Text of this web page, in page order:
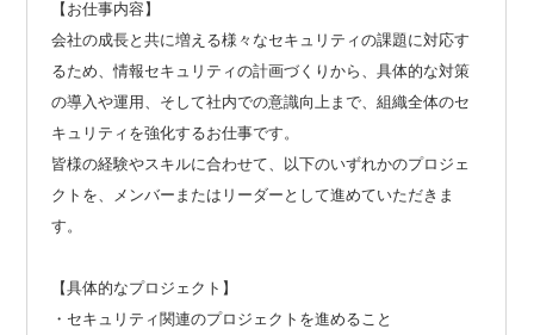
【お仕事内容】
会社の成長と共に増える様々なセキュリティの課題に対応す
るため、情報セキュリティの計画づくりから、具体的な対策
の導入や運用、そして社内での意識向上まで、組織全体のセ
キュリティを強化するお仕事です。
皆様の経験やスキルに合わせて、以下のいずれかのプロジェ
クトを、メンバーまたはリーダーとして進めていただきま
す。
【具体的なプロジェクト】
・セキュリティ関連のプロジェクトを進めること